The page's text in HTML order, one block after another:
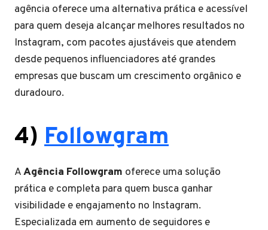
agência oferece uma alternativa prática e acessível
para quem deseja alcançar melhores resultados no
Instagram, com pacotes ajustáveis que atendem
desde pequenos influenciadores até grandes
empresas que buscam um crescimento orgânico e
duradouro.
4) Followgram
AAgência Followgram oferece uma solução
prática e completa para quem busca ganhar
visibilidade e engajamento no Instagram.
Especializada em aumento de seguidores e